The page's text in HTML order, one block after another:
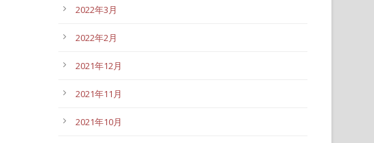
2022年3月
2022年2月
2021年12月
2021年11月
2021年10月